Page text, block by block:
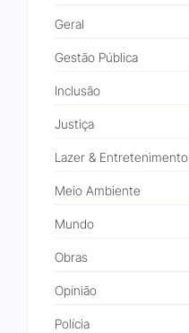
Geral
Gestão Pública
Inclusão
Justiça
Lazer & Entretenimento
Meio Ambiente
Mundo
Obras
Opinião
Polícia